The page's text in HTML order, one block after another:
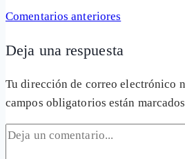
Navegación
de
Comentarios anteriores
Deja una respuesta
Tu dirección de correo electrónico
campos obligatorios están